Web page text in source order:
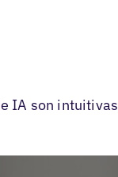
IA son intuitivas